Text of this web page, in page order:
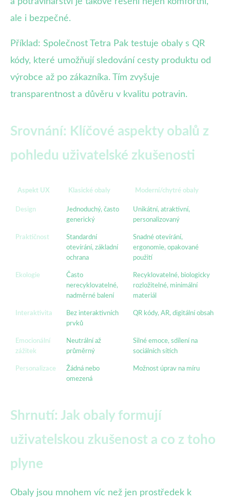
ale i bezpečné.
Příklad: Společnost Tetra Pak testuje obaly s QR
kódy, které umožňují sledování cesty produktu od
výrobce až po zákazníka. Tím zvyšuje
transparentnost a důvěru v kvalitu potravin.
Srovnání: Klíčové aspekty obalů z
pohledu uživatelské zkušenosti
Aspekt UX Klasické obaly Moderní/chytré obaly
Design
Jednoduchý, často
generický
Unikátní, atraktivní,
personalizovaný
Praktičnost
Standardní
otevírání, základní
ochrana
Snadné otevírání,
ergonomie, opakované
použití
Ekologie
Často
nerecyklovatelné,
nadměrné balení
Recyklovatelné, biologicky
rozložitelné, minimální
materiál
Interaktivita
Bez interaktivních
prvků
QR kódy, AR, digitální obsah
Emocionální
zážitek
Neutrální až
průměrný
Silné emoce, sdílení na
sociálních sítích
Personalizace
Žádná nebo
omezená
Možnost úprav na míru
Shrnutí: Jak obaly formují
uživatelskou zkušenost a co z toho
plyne
Obaly jsou mnohem víc než jen prostředek k